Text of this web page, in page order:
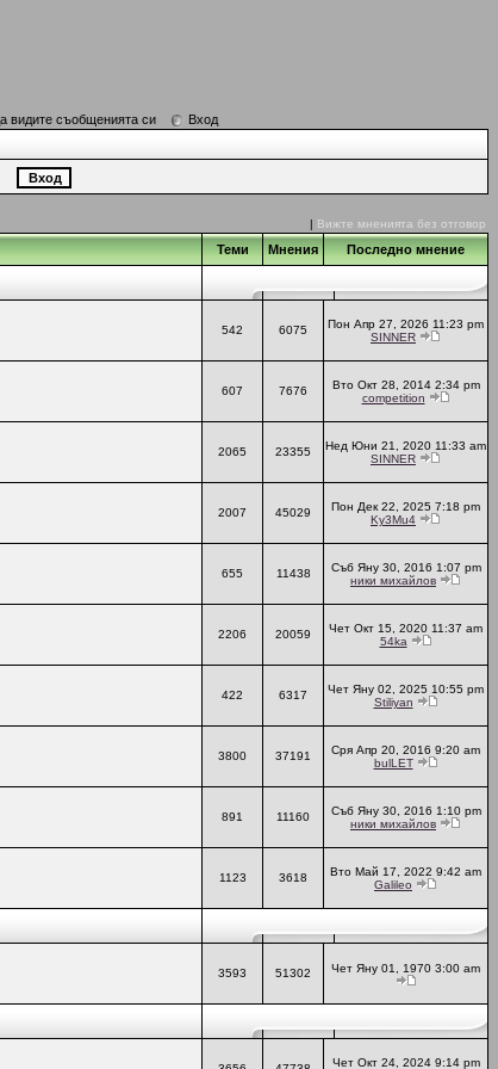
видите съобщенията си Вход
| Вижте мненията без отговор
Теми Мнения Последно мнение
542 6075
Пон Апр 27, 2026 11:23 pm
SINNER
607 7676
Вто Окт 28, 2014 2:34 pm
competition
2065 23355
Нед Юни 21, 2020 11:33 am
SINNER
2007 45029
Пон Дек 22, 2025 7:18 pm
Ky3Mu4
655 11438
Съб Яну 30, 2016 1:07 pm
ники михайлов
2206 20059
Чет Окт 15, 2020 11:37 am
54ka
422 6317
Чет Яну 02, 2025 10:55 pm
Stiliyan
3800 37191
Сря Апр 20, 2016 9:20 am
bulLET
891 11160
Съб Яну 30, 2016 1:10 pm
ники михайлов
1123 3618
Вто Май 17, 2022 9:42 am
Galileo
3593 51302 Чет Яну 01, 1970 3:00 am
Чет Окт 24, 2024 9:14 pm